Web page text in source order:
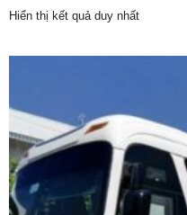
Hiển thị kết quả duy nhất